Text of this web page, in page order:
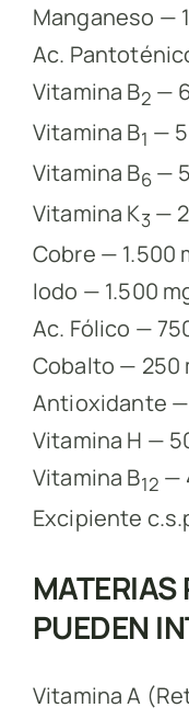
Manganeso —
Ac.
Vitamina B2 —
Vitamina B1 —
Vitamina B6 —
Vitamina K3 —
Cobre — 1.500
Iodo — 1.500
Ac. Fólico —
Cobalto — 250
Antioxidante —
Vitamina H —
Vitamina B12 —
Excipiente
MATERIAS
PUEDEN
Vitamina A